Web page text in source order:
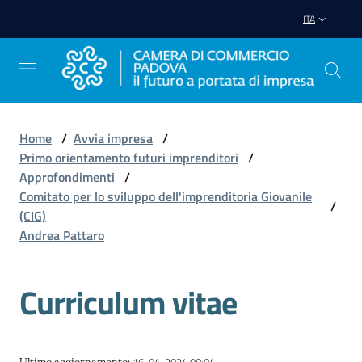
ITA
Avviare
Impresa
Gestire
Home / Avvia impresa /
Primo orientamento futuri imprenditori /
Approfondimenti /
Comitato per lo sviluppo dell'imprenditoria Giovanile
(CIG)
/
Andrea Pattaro
Curriculum vitae